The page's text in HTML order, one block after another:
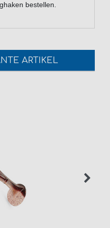
bestellen.
ARTIKEL